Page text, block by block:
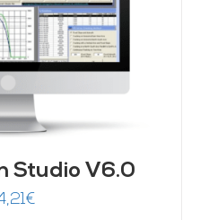
Studio V6.0
€